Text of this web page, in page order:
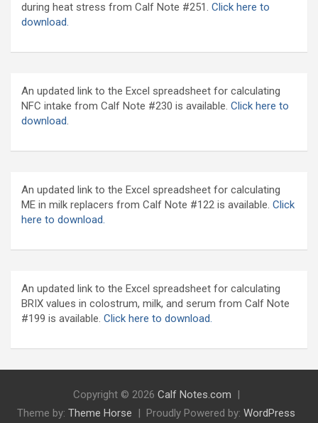
during heat stress from Calf Note #251. Click here to
download.
An updated link to the Excel spreadsheet for calculating
NFC intake from Calf Note #230 is available. Click here to
download.
An updated link to the Excel spreadsheet for calculating
ME in milk replacers from Calf Note #122 is available. Click
here to download.
An updated link to the Excel spreadsheet for calculating
BRIX values in colostrum, milk, and serum from Calf Note
#199 is available. Click here to download.
Copyright © 2026 Calf Notes.com
Theme by: Theme Horse Proudly Powered by: WordPress